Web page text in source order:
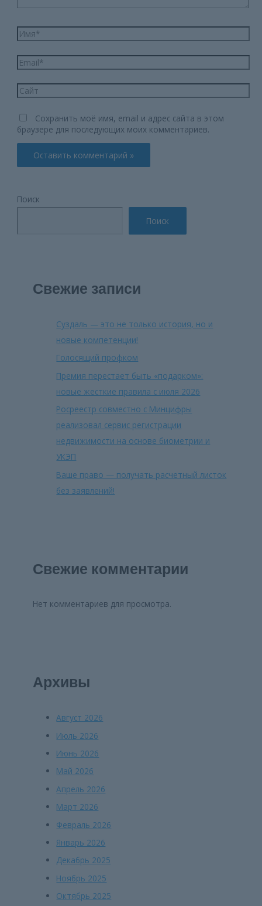
Имя*
Email*
Сайт
Сохранить моё имя, email и адрес сайта в этом
браузере для последующих моих комментариев.
Поиск
Поиск
Свежие записи
Суздаль — это не только история, но и
новые компетенции!
Голосящий профком
Премия перестает быть «подарком»:
новые жесткие правила с июля 2026
Росреестр совместно с Минцифры
реализовал сервис регистрации
недвижимости на основе биометрии и
УКЭП
Ваше право — получать расчетный листок
без заявлений!
Свежие комментарии
Нет комментариев для просмотра.
Архивы
Август 2026
Июль 2026
Июнь 2026
Май 2026
Апрель 2026
Март 2026
Февраль 2026
Январь 2026
Декабрь 2025
Ноябрь 2025
Октябрь 2025